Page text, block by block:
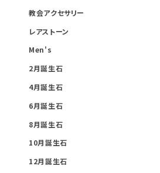
教会アクセサリー
レアストーン
Men's
2月誕生石
4月誕生石
6月誕生石
8月誕生石
10月誕生石
12月誕生石